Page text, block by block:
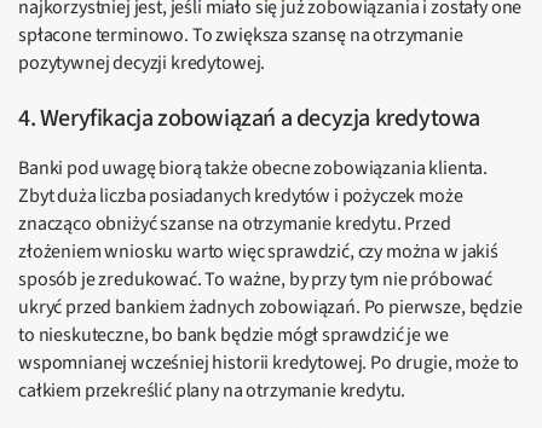
najkorzystniej jest, jeśli miało się już zobowiązania i zostały one
spłacone terminowo. To zwiększa szansę na otrzymanie
pozytywnej decyzji kredytowej.
4. Weryfikacja zobowiązań a decyzja kredytowa
Banki pod uwagę biorą także obecne zobowiązania klienta.
Zbyt duża liczba posiadanych kredytów i pożyczek może
znacząco obniżyć szanse na otrzymanie kredytu. Przed
złożeniem wniosku warto więc sprawdzić, czy można w jakiś
sposób je zredukować. To ważne, by przy tym nie próbować
ukryć przed bankiem żadnych zobowiązań. Po pierwsze, będzie
to nieskuteczne, bo bank będzie mógł sprawdzić je we
wspomnianej wcześniej historii kredytowej. Po drugie, może to
całkiem przekreślić plany na otrzymanie kredytu.